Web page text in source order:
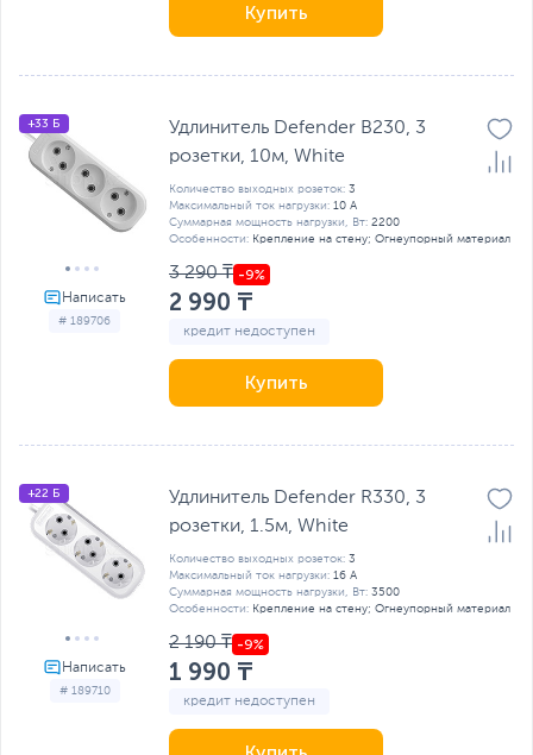
Купить
# 189706
+33 Б
Удлинитель Defender B230, 3
розетки, 10м, White
Количество выходных розеток: 3
Максимальный ток нагрузки: 10 А
Суммарная мощность нагрузки, Вт: 2200
Особенности: Крепление на стену; Огнеупорный материал
3 290 ₸
2 990 ₸
кредит недоступен
Купить
# 189710
+22 Б
Удлинитель Defender R330, 3
розетки, 1.5м, White
Количество выходных розеток: 3
Максимальный ток нагрузки: 16 А
Суммарная мощность нагрузки, Вт: 3500
Особенности: Крепление на стену; Огнеупорный материал
2 190 ₸
1 990 ₸
кредит недоступен